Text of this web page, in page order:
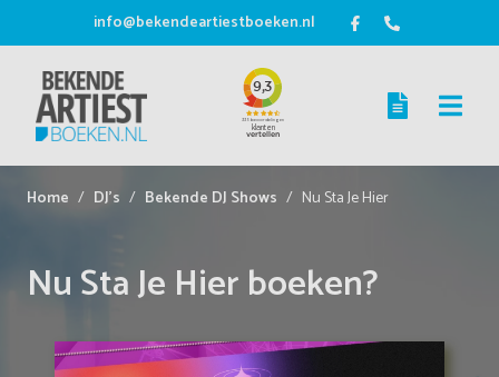
info@bekendeartiestboeken.nl
Home DJ's Bekende DJ Shows Nu Sta Je Hier
Nu Sta Je Hier boeken?